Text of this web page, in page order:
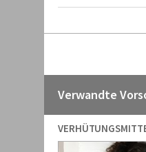
Verwandte